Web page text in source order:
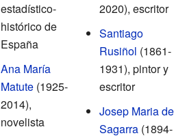
estadístico-
histórico de
España
Ana María
Matute (1925-
2014),
novelista
2020), escritor
Santiago
Rusiñol (1861-
1931), pintor y
escritor
Josep Maria de
Sagarra (1894-